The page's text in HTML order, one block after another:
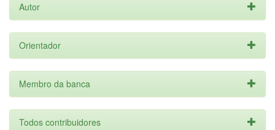
Autor
Orientador
Membro da banca
Todos contribuidores